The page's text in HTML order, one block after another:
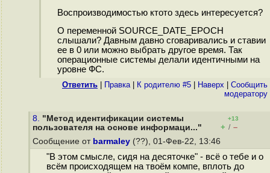
Воспроизводимостью ктото здесь интересуется?
О переменной SOURCE_DATE_EPOCH
слышали? Давным давно сговаривались и ставии
ее в 0 или можно выбрать другое время. Так
операционные системы делали идентичными на
уровне ФС.
Ответить Правка| К родителю #5 Наверх
Cообщить
модератору
8. "Метод идентификации системы
пользователя на основе информаци..."
+13
+ / –
Сообщение от barmaley (??), 01-Фев-22, 13:46
"В этом смысле, сидя на десяточке" - всё о тебе и о
всём происходящем на твоём компе, вплоть до